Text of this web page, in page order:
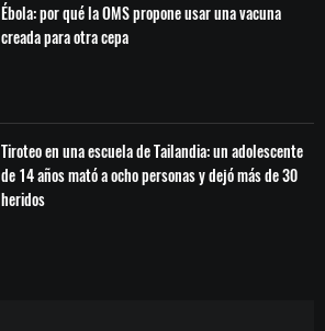
Ébola: por qué la OMS propone usar una vacuna
creada para otra cepa
Tiroteo en una escuela de Tailandia: un adolescente
de 14 años mató a ocho personas y dejó más de 30
heridos